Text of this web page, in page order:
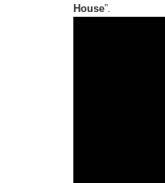
House”.